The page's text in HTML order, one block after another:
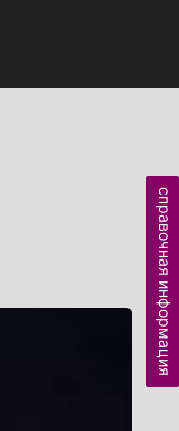
справочная информация